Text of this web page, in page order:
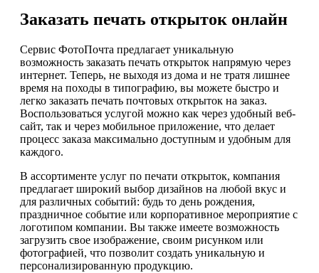
Заказать печать открыток онлайн
Сервис ФотоПочта предлагает уникальную
возможность заказать печать открыток напрямую через
интернет. Теперь, не выходя из дома и не тратя лишнее
время на походы в типографию, вы можете быстро и
легко заказать печать почтовых открыток на заказ.
Воспользоваться услугой можно как через удобный веб-
сайт, так и через мобильное приложение, что делает
процесс заказа максимально доступным и удобным для
каждого.
В ассортименте услуг по печати открыток, компания
предлагает широкий выбор дизайнов на любой вкус и
для различных событий: будь то день рождения,
праздничное событие или корпоративное мероприятие с
логотипом компании. Вы также имеете возможность
загрузить свое изображение, своим рисунком или
фотографией, что позволит создать уникальную и
персонализированную продукцию.